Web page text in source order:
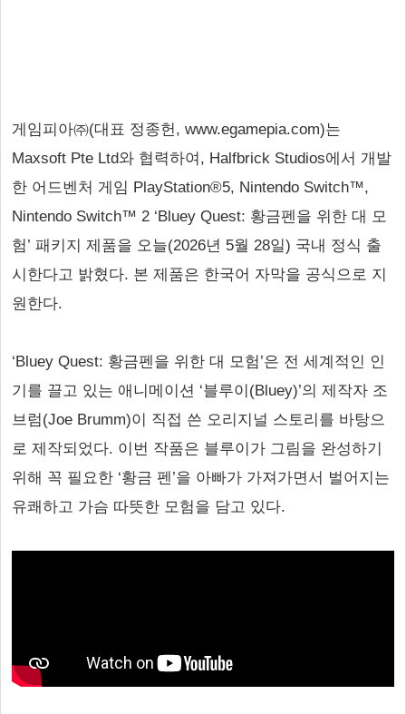
게임피아㈜(대표 정종헌, www.egamepia.com)는
Maxsoft Pte Ltd와 협력하여, Halfbrick Studios에서 개발
한 어드벤처 게임 PlayStation®5, Nintendo Switch™,
Nintendo Switch™ 2 ‘Bluey Quest: 황금펜을 위한 대 모
험’ 패키지 제품을 오늘(2026년 5월 28일) 국내 정식 출
시한다고 밝혔다. 본 제품은 한국어 자막을 공식으로 지
원한다.
‘Bluey Quest: 황금펜을 위한 대 모험’은 전 세계적인 인
기를 끌고 있는 애니메이션 ‘블루이(Bluey)’의 제작자 조
브럼(Joe Brumm)이 직접 쓴 오리지널 스토리를 바탕으
로 제작되었다. 이번 작품은 블루이가 그림을 완성하기
위해 꼭 필요한 ‘황금 펜’을 아빠가 가져가면서 벌어지는
유쾌하고 가슴 따뜻한 모험을 담고 있다.